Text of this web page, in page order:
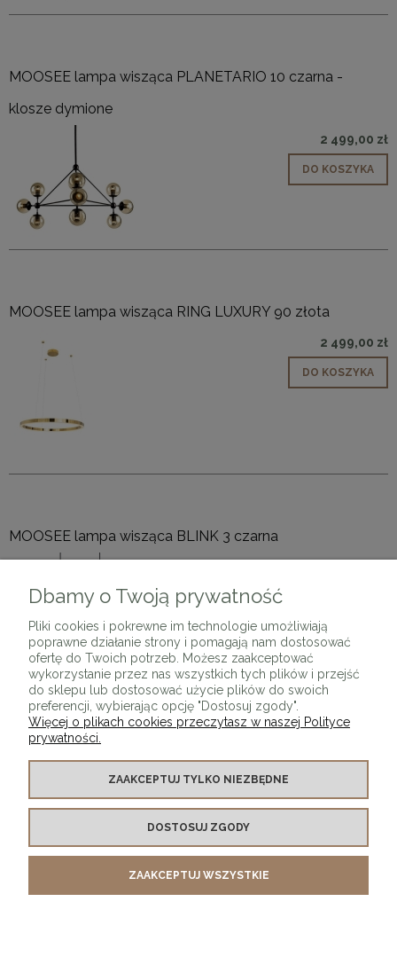
MOOSEE lampa wisząca PLANETARIO 10 czarna -
klosze dymione
2 499,00 zł
DO KOSZYKA
MOOSEE lampa wisząca RING LUXURY 90 złota
2 499,00 zł
DO KOSZYKA
MOOSEE lampa wisząca BLINK 3 czarna
Lampa wisząca IMPERIO czarna 80 cm
Dbamy o Twoją prywatność
Pliki cookies i pokrewne im technologie umożliwiają
poprawne działanie strony i pomagają nam dostosować
ofertę do Twoich potrzeb. Możesz zaakceptować
wykorzystanie przez nas wszystkich tych plików i przejść
do sklepu lub dostosować użycie plików do swoich
preferencji, wybierając opcję "Dostosuj zgody".
Więcej o plikach cookies przeczytasz w naszej Polityce
prywatności.
ZAAKCEPTUJ TYLKO NIEZBĘDNE
DOSTOSUJ ZGODY
ZAAKCEPTUJ WSZYSTKIE